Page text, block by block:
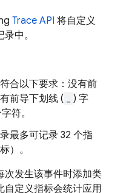
Trace API 将自定义
中。
合以下要求：没有前
前导下划线 (
) 字
符。
最多可记录 32 个指
）。
次发生该事件时添加类
自定义指标会统计应用